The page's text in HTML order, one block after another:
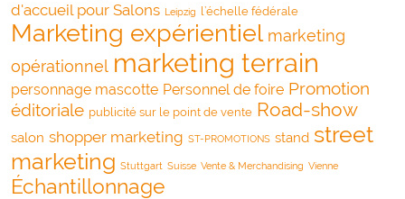
d'accueil pour Salons Leipzig l’échelle fédérale
Marketing expérientiel marketing
opérationnel marketing terrain
personnage mascotte Personnel de foire Promotion
éditoriale publicité sur le point de vente Road-show
salon shopper marketing ST-PROMOTIONS stand street
marketing Stuttgart Suisse Vente & Merchandising Vienne
Échantillonnage